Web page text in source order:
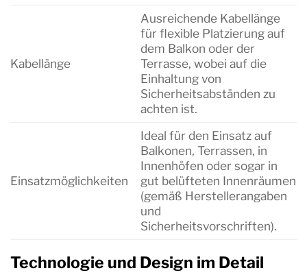
Kabellänge
Ausreichende Kabellänge
für flexible Platzierung auf
dem Balkon oder der
Terrasse, wobei auf die
Einhaltung von
Sicherheitsabständen zu
achten ist.
Einsatzmöglichkeiten
Ideal für den Einsatz auf
Balkonen, Terrassen, in
Innenhöfen oder sogar in
gut belüfteten Innenräumen
(gemäß Herstellerangaben
und
Sicherheitsvorschriften).
Technologie und Design im Detail